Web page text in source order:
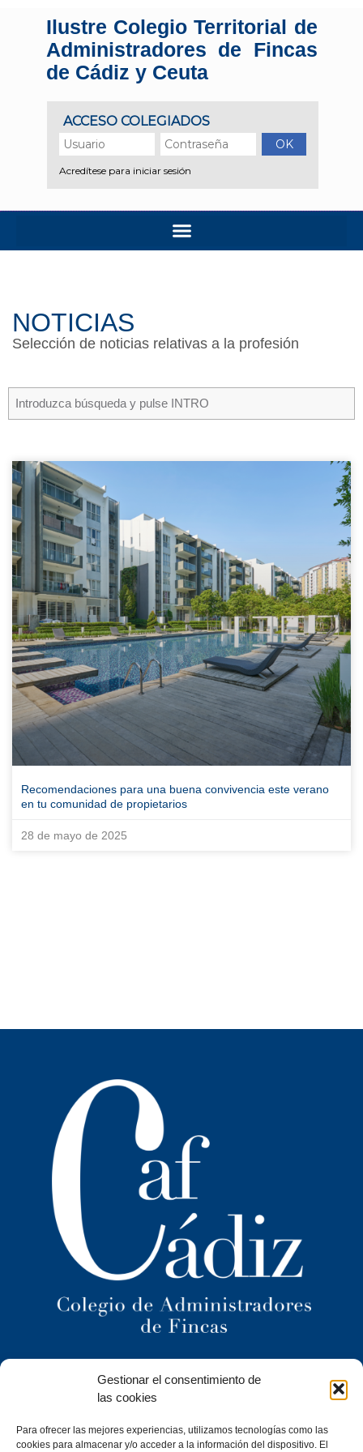
Gestionar el consentimiento de
las cookies
Para ofrecer las mejores experiencias, utilizamos tecnologías como las
cookies para almacenar y/o acceder a la información del dispositivo. El
Ilustre Colegio Territorial de
Administradores de Fincas
de Cádiz y Ceuta
NOTICIAS
Selección de noticias relativas a la profesión
Recomendaciones para una buena convivencia este verano
en tu comunidad de propietarios
28 de mayo de 2025
Ilustre Colegio Territorial
de Administradores de Fincas
de Cádiz y
C/ Caracuel, 24-1º Izq · 11402 Jerez de la Frontera (Cádiz)